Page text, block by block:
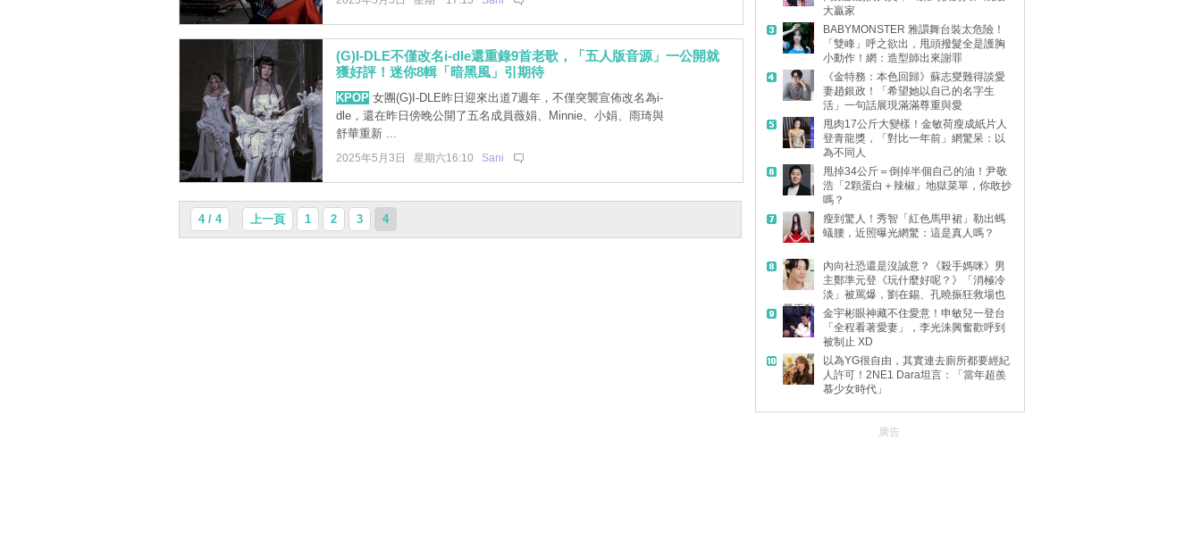
(G)I-DLE不僅改名i-dle還重錄9首老歌，「五人版音源」一公開就
獲好評！迷你8輯「暗黑風」引期待
KPOP女團(G)I-DLE昨日迎來出道7週年，不僅突襲宣佈改名為i-
dle，還在昨日傍晚公開了五名成員薇娟、Minnie、小娟、雨琦與
舒華重新 ...
2025年5月3日 星期六16:10 Sani
4 / 4 上一頁 1 2 3 4
大贏家
BABYMONSTER 雅譞舞台裝太危險！
「雙峰」呼之欲出，甩頭撥髮全是護胸
小動作！網：造型師出來謝罪
《金特務：本色回歸》蘇志燮難得談愛
妻趙銀政！「希望她以自己的名字生
活」一句話展現滿滿尊重與愛
甩肉17公斤大變樣！金敏荷瘦成紙片人
登青龍獎，「對比一年前」網驚呆：以
為不同人
甩掉34公斤＝倒掉半個自己的油！尹敬
浩「2顆蛋白＋辣椒」地獄菜單，你敢抄
嗎？
瘦到驚人！秀智「紅色馬甲裙」勒出螞
蟻腰，近照曝光網驚：這是真人嗎？
內向社恐還是沒誠意？《殺手媽咪》男
主鄭準元登《玩什麼好呢？》「消極冷
淡」被罵爆，劉在錫、孔曉振狂救場也
帶不動
金宇彬眼神藏不住愛意！申敏兒一登台
「全程看著愛妻」，李光洙興奮歡呼到
被制止 XD
以為YG很自由，其實連去廁所都要經紀
人許可！2NE1 Dara坦言：「當年超羨
慕少女時代」
廣告